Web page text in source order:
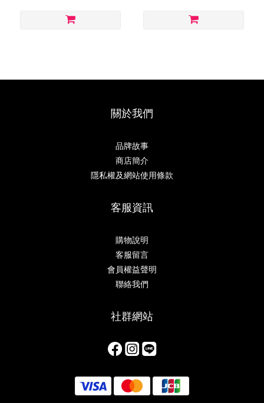
關於我們
品牌故事
商店簡介
隱私權及網站使用條款
客服資訊
購物說明
客服留言
會員權益聲明
聯絡我們
社群網站